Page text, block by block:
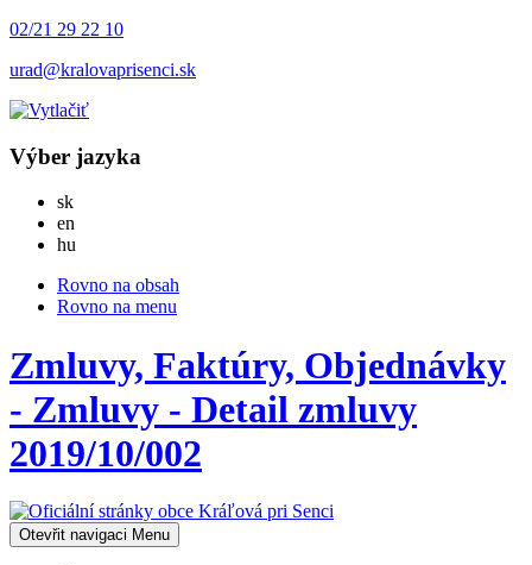
02/21 29 22 10
urad@kralovaprisenci.sk
Výber jazyka
skSlovensky
en
hu
Rovno na obsah
Rovno na menu
Zmluvy, Faktúry, Objednávky
- Zmluvy - Detail zmluvy
2019/10/002
Otevřit navigaci Menu